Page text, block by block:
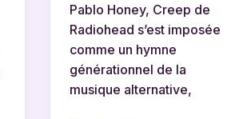
Pablo Honey, Creep de
Radiohead s’est imposée
comme un hymne
générationnel de la
musique alternative,